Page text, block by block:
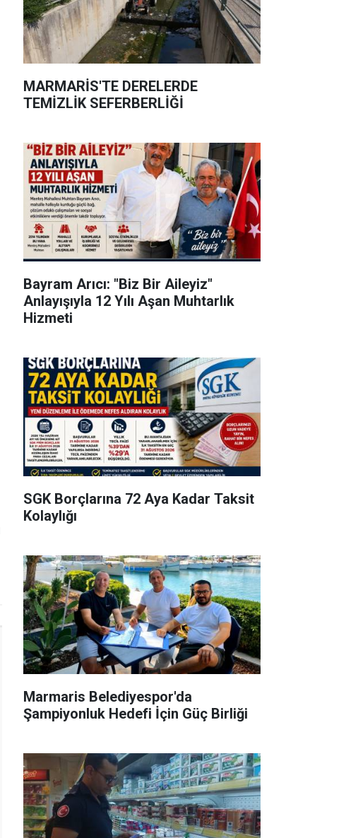
MARMARİS'TE DERELERDE
TEMİZLİK SEFERBERLİĞİ
Bayram Arıcı: "Biz Bir Aileyiz"
Anlayışıyla 12 Yılı Aşan Muhtarlık
Hizmeti
SGK Borçlarına 72 Aya Kadar Taksit
Kolaylığı
Marmaris Belediyespor'da
Şampiyonluk Hedefi İçin Güç Birliği